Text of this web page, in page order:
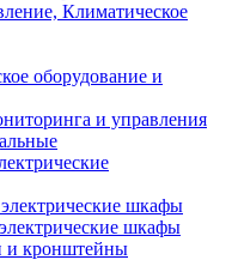
Климатическое
оборудование и
и управления
шкафы
шкафы
и кронштейны